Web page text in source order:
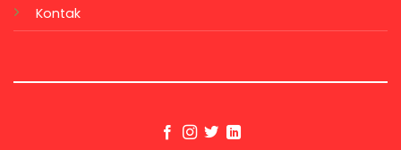
Kontak